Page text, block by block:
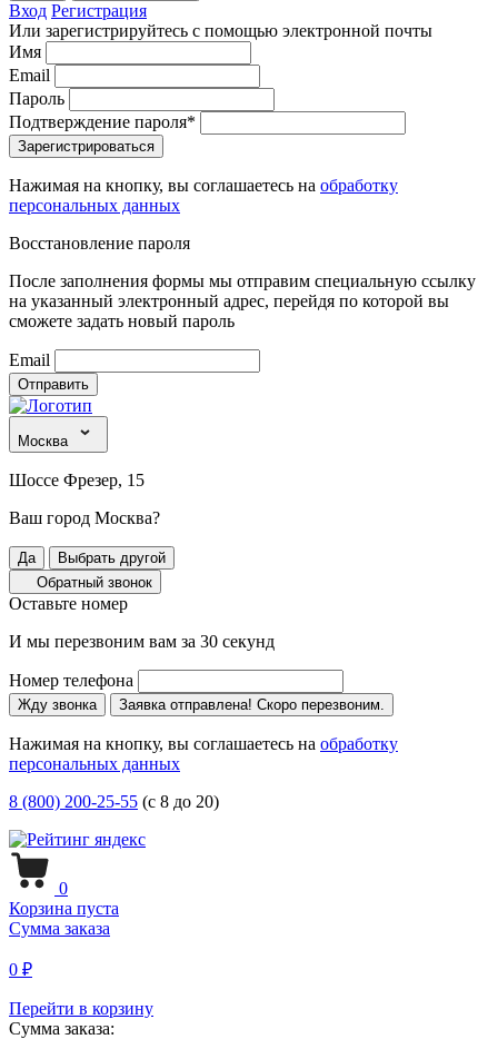
Вход Регистрация
Или зарегистрируйтесь с помощью электронной почты
Имя
Email
Пароль
Подтверждение пароля*
Зарегистрироваться
Нажимая на кнопку, вы соглашаетесь на обработку
персональных данных
Восстановление пароля
После заполнения формы мы отправим специальную ссылку
на указанный электронный адрес, перейдя по которой вы
сможете задать новый пароль
Email
Отправить
Москва
Шоссе Фрезер, 15
Ваш город Москва?
Да
Выбрать другой
Обратный звонок
Оставьте номер
И мы перезвоним вам за 30 секунд
Номер телефона
Жду звонка Заявка отправлена! Скоро перезвоним.
Нажимая на кнопку, вы соглашаетесь на обработку
персональных данных
8 (800) 200-25-55 (с 8 до 20)
0
Корзина пуста
Сумма заказа
0 ₽
Перейти в корзину
Сумма заказа: